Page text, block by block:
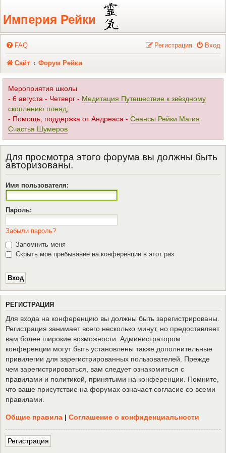
Регистрация
Империя Рейки
FAQ Вход
Регистрация
Сайт Форум Рейки
Мероприятия школы
- 6 августа - Четверг - Медитация Путешествие к звёздному
скоплению плеяд,
- Помощь, поддержка от Андреаса - Сеансы Рейки Магия
Счастья Шумеров
Для просмотра этого форума вы должны быть
авторизованы.
Имя пользователя:
Пароль:
Забыли пароль?
Запомнить меня
Скрыть моё пребывание на конференции в этот раз
РЕГИСТРАЦИЯ
Для входа на конференцию вы должны быть зарегистрированы.
Регистрация занимает всего несколько минут, но предоставляет
вам более широкие возможности. Администратором
конференции могут быть установлены также дополнительные
привилегии для зарегистрированных пользователей. Прежде
чем зарегистрироваться, вам следует ознакомиться с
правилами и политикой, принятыми на конференции. Помните,
что ваше присутствие на форумах означает согласие со всеми
правилами.
Общие правила | Соглашение о конфиденциальности
Регистрация